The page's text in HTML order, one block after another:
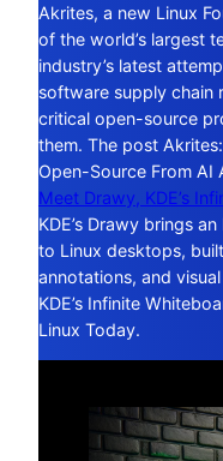
Akrites, a new Linux
of the world’s largest
industry’s latest
software supply chain
critical open-source
them. The post
Open-Source From
Meet Drawy, KDE’s
KDE’s Drawy brings
to Linux desktops,
annotations, and
KDE’s Infinite
Linux Today.